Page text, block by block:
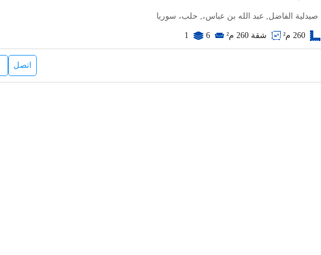
صيدلية الفاضل, عبد الله بن عباس،, حلب، سوريا
260 م² شقة 260 م² 6
1
اتصل